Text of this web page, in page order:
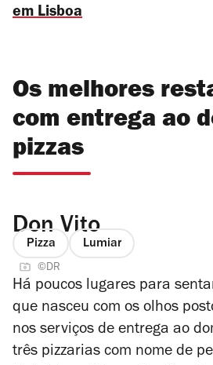
em Lisboa
Os melhores
com entrega ao
pizzas
Don Vito
Pizza Lumiar
©DR
Há poucos lugares para
que nasceu com os olhos
nos serviços de entrega ao
três pizzarias com nome de